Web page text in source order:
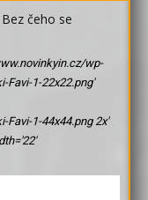
čeho se
wp-
1-22x22.png'
1-44x44.png 2x'